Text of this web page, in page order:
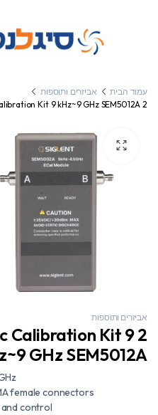
עמוד הבית
אביזרים ותוספות
2 Port Electronic Calibration Kit 9 kHz~9 GHz SEM5012A
אביזרים ותוספות
Calibration Kit 9
GHz SEM5012A
female connectors
control